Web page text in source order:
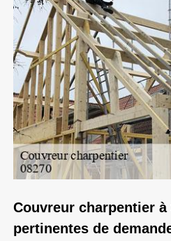
Couvreur charpentier
pertinentes de